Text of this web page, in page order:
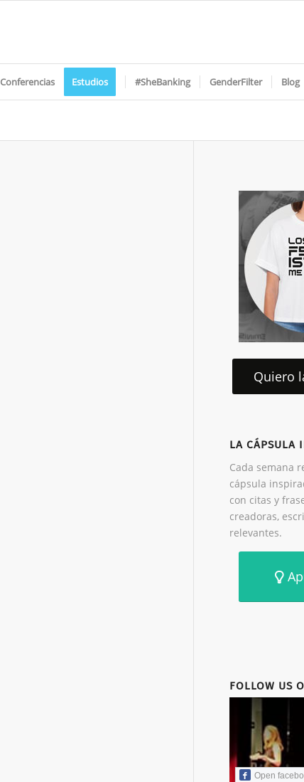
Conferencias Estudios #SheBanking GenderFilter Blog
Quiero
LA CÁPSULA
Cada semana
cápsula
con citas y
creadoras,
relevantes.
FOLLOW US
Open